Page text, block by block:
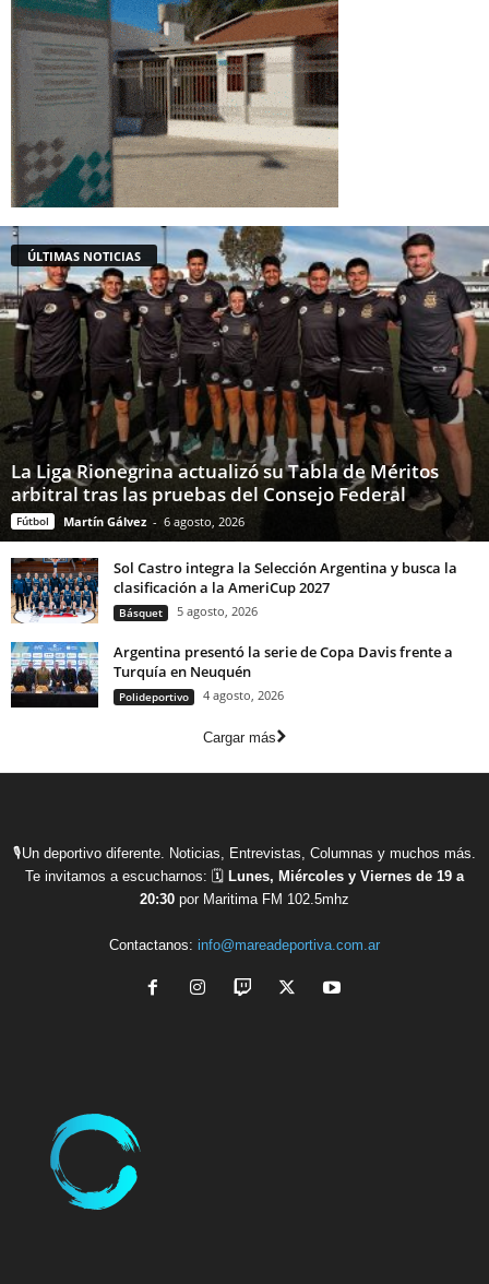
ÚLTIMAS NOTICIAS
La Liga Rionegrina actualizó su Tabla de Méritos
arbitral tras las pruebas del Consejo Federal
Fútbol Martín Gálvez - 6 agosto, 2026
Sol Castro integra la Selección Argentina y busca la
clasificación a la AmeriCup 2027
Básquet 5 agosto, 2026
Argentina presentó la serie de Copa Davis frente a
Turquía en Neuquén
Polideportivo 4 agosto, 2026
Cargar más
🎙Un deportivo diferente. Noticias, Entrevistas, Columnas y muchos más.
Te invitamos a escucharnos: 🗓 Lunes, Miércoles y Viernes de 19 a
20:30 por Maritima FM 102.5mhz
Contactanos: info@mareadeportiva.com.ar